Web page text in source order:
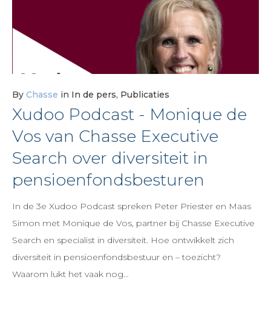
9,
2023
By Chasse in In de pers, Publicaties
Xudoo Podcast - Monique de
Vos van Chasse Executive
Search over diversiteit in
pensioenfondsbesturen
In de 3e Xudoo Podcast spreken Peter Priester en Maas
Simon met Monique de Vos, partner bij Chasse Executive
Search en specialist in diversiteit. Hoe ontwikkelt zich
diversiteit in pensioenfondsbestuur en – toezicht?
Waarom lukt het vaak nog…